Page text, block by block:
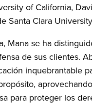
of California,
Santa Clara
Mana se ha
de sus clientes.
inquebrantable
para proteger los